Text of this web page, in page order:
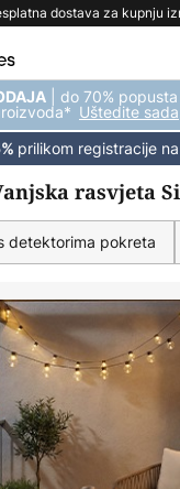
dostava za kupnju
| do 70%
Uštedite sada
prilikom registracije
rasvjeta
detektorima pokreta